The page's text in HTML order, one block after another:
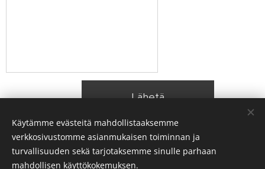
Lähetä
© 2026 SJ Raumaco Oy
Käytämme evästeitä mahdollistaaksemme
verkkosivustomme asianmukaisen toiminnan ja
turvallisuuden sekä tarjotaksemme sinulle parhaan
mahdollisen käyttökokemuksen.